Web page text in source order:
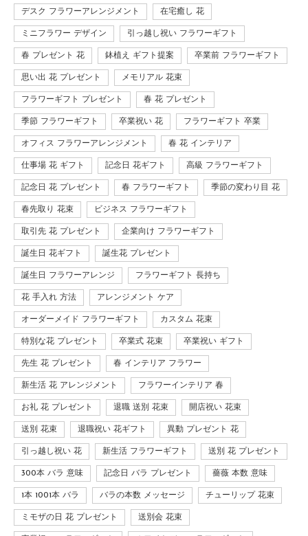
デスク フラワーアレンジメント 在宅癒し 花
ミニフラワー デザイン 引っ越し祝い フラワーギフト
春 プレゼント 花 鉢植え ギフト提案 卒業前 フラワーギフト
思い出 花 プレゼント メモリアル 花束
フラワーギフト プレゼント 春 花 プレゼント
季節 フラワーギフト 卒業祝い 花 フラワーギフト 卒業
オフィス フラワーアレンジメント 春 花 インテリア
仕事場 花 ギフト 記念日 花ギフト 高級 フラワーギフト
記念日 花 プレゼント 春 フラワーギフト 季節の変わり目 花
春先取り 花束 ビジネス フラワーギフト
取引先 花 プレゼント 企業向け フラワーギフト
誕生日 花ギフト 誕生花 プレゼント
誕生日 フラワーアレンジ フラワーギフト 長持ち
花 手入れ 方法 アレンジメント ケア
オーダーメイド フラワーギフト カスタム 花束
特別な花 プレゼント 卒業式 花束 卒業祝い ギフト
先生 花 プレゼント 春 インテリア フラワー
新生活 花 アレンジメント フラワーインテリア 春
お礼 花 プレゼント 退職 送別 花束 開店祝い 花束
送別 花束 退職祝い 花ギフト 異動 プレゼント 花
引っ越し祝い 花 新生活 フラワーギフト 送別 花 プレゼント
300本 バラ 意味 記念日 バラ プレゼント 薔薇 本数 意味
1本 1001本 バラ バラの本数 メッセージ チューリップ 花束
ミモザの日 花 プレゼント 送別会 花束